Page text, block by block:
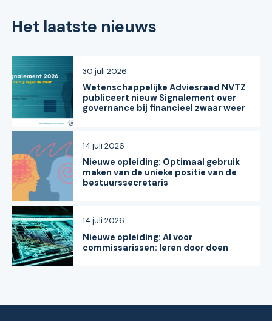
Het laatste nieuws
Wetenschappelijke Adviesraad NVTZ
publiceert nieuw Signalement over
governance bij financieel zwaar weer
30 juli 2026
Nieuwe opleiding: Optimaal gebruik
maken van de unieke positie van de
bestuurssecretaris
14 juli 2026
Nieuwe opleiding: AI voor
commissarissen: leren door doen
14 juli 2026